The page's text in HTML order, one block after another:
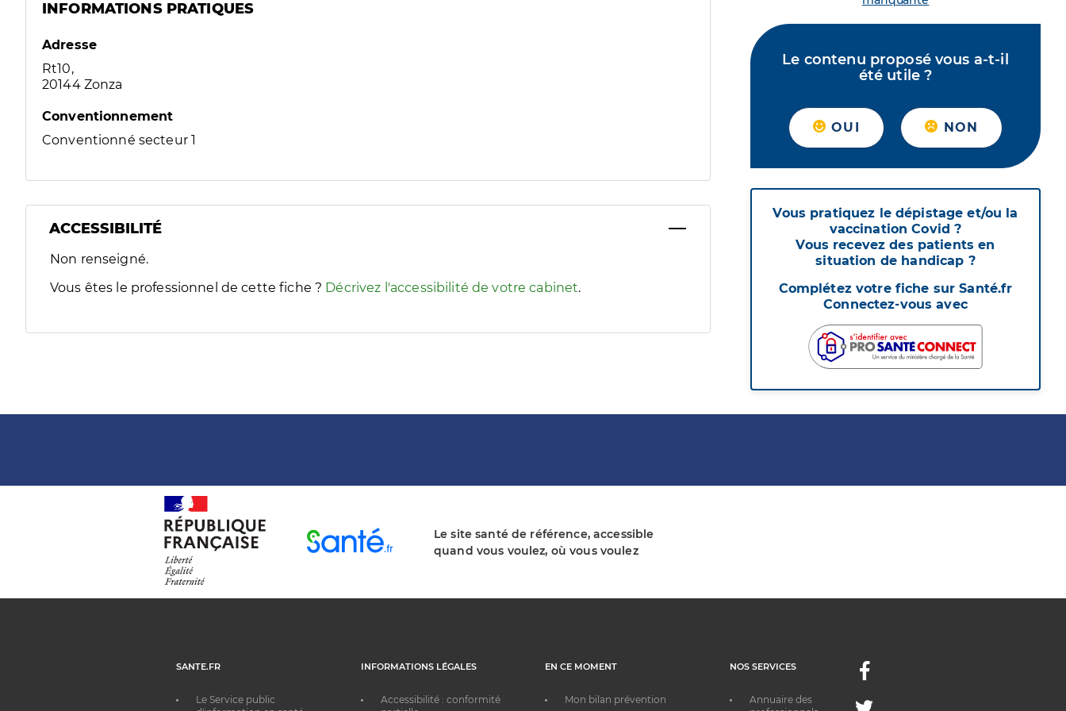
INFORMATIONS PRATIQUES
Adresse
Rt10,
20144 Zonza
Conventionnement
Conventionné secteur 1
ACCESSIBILITÉ
Filtres
Sélectionnez un ou plusieurs handicaps/besoins spécifiques pour afficher les informations d'accessibilité associées
Non renseigné.
Vous êtes le professionnel de cette fiche ? Décrivez l'accessibilité de votre cabinet.
Le contenu proposé vous a-t-il
été utile ?
OUI NON
Vous pratiquez le dépistage et/ou la
vaccination Covid ?
Vous recevez des patients en
situation de handicap ?
Complétez votre fiche sur Santé.fr
Connectez-vous avec
Le site santé de référence, accessible
quand vous voulez, où vous voulez
SANTE.FR
Le Service public
INFORMATIONS LÉGALES
Accessibilité : conformité
EN CE MOMENT
Mon bilan prévention
NOS SERVICES
Annuaire des
Facebook
Twitter